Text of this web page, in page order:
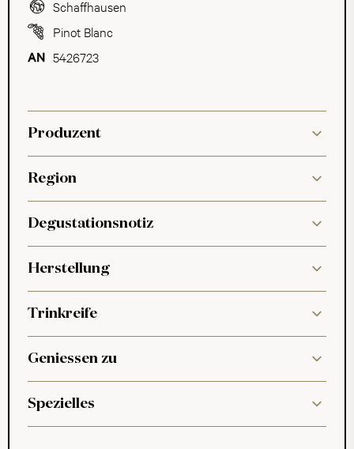
Schaffhausen
Pinot Blanc
5426723
Produzent
Region
Degustationsnotiz
Herstellung
Trinkreife
Geniessen zu
Spezielles